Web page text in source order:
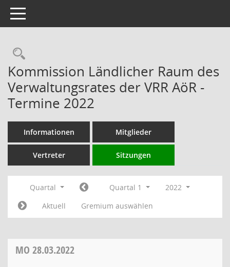
Toggle navigation
Rechercheauswahl
Kommission Ländlicher Raum des
Verwaltungsrates der VRR AöR -
Termine 2022
Informationen Mitglieder
Vertreter Sitzungen
Quartal Quartal 1
2022
Aktuell
Gremium auswählen
MO 28.03.2022